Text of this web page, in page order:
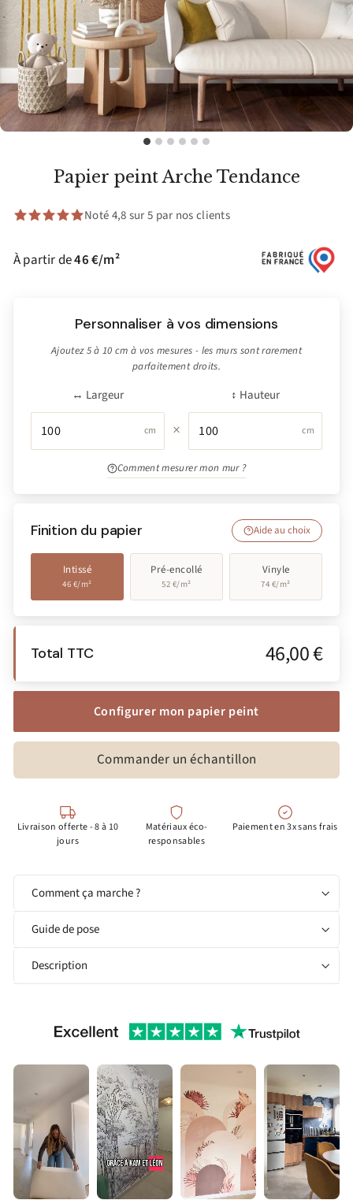
Papier peint Arche Tendance
Noté 4,8 sur 5 par nos clients
À partir de46 €/m²
Personnaliser à vos dimensions
Ajoutez 5 à 10 cm à vos mesures - les murs sont rarement
parfaitement droits.
↔ Largeur
cm ×
↕ Hauteur
cm
Comment mesurer mon mur ?
Finition du papier Aide au choix
Intissé
46 €/m²
Pré-encollé
52 €/m²
Vinyle
74 €/m²
Total TTC 46,00 €
Configurer mon papier peint
Commander un échantillon
Livraison offerte - 8 à 10
jours
Matériaux éco-
responsables
Paiement en 3x sans frais
Comment ça marche ?
Guide de pose
Description